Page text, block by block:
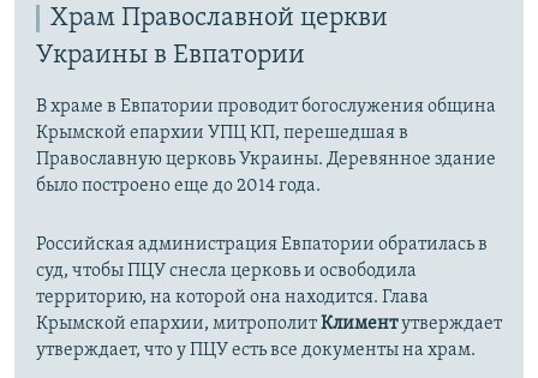
Храм Православной церкви
Украины в Евпатории
В храме в Евпатории проводит богослужения община
Крымской епархии УПЦ КП, перешедшая в
Православную церковь Украины. Деревянное здание
было построено еще до 2014 года.
Российская администрация Евпатории обратилась в
суд, чтобы ПЦУ снесла церковь и освободила
территорию, на которой она находится. Глава
Крымской епархии, митрополитКлиментутверждает
утверждает, что у ПЦУ есть все документы на храм.